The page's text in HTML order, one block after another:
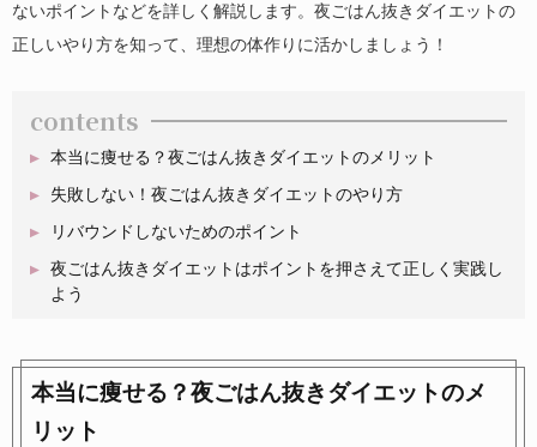
ないポイントなどを詳しく解説します。夜ごはん抜きダイエットの
正しいやり方を知って、理想の体作りに活かしましょう！
contents
本当に痩せる？夜ごはん抜きダイエットのメリット
失敗しない！夜ごはん抜きダイエットのやり方
リバウンドしないためのポイント
夜ごはん抜きダイエットはポイントを押さえて正しく実践し
よう
本当に痩せる？夜ごはん抜きダイエットのメ
リット